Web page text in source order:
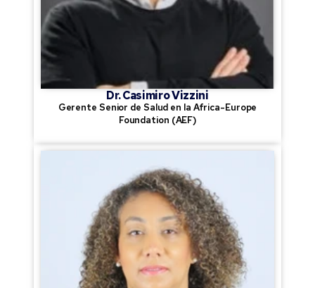
Dr. Casimiro Vizzini
Gerente Senior de Salud en la Africa-Europe
Foundation (AEF)